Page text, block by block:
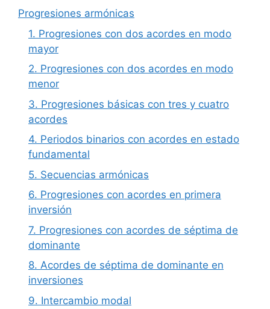
Progresiones armónicas
1. Progresiones con dos acordes en modo
mayor
2. Progresiones con dos acordes en modo
menor
3. Progresiones básicas con tres y cuatro
acordes
4. Periodos binarios con acordes en estado
fundamental
5. Secuencias armónicas
6. Progresiones con acordes en primera
inversión
7. Progresiones con acordes de séptima de
dominante
8. Acordes de séptima de dominante en
inversiones
9. Intercambio modal